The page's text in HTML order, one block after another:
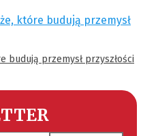
budują przemysł przyszłości